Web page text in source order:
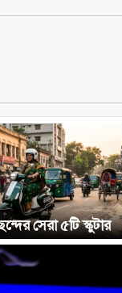
সেরা ৫টি স্কুটার